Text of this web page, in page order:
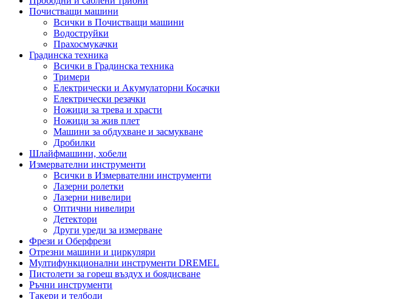
Почистващи машини
Всички в Почистващи машини
Водоструйки
Прахосмукачки
Градинска техника
Всички в Градинска техника
Тримери
Електрически и Акумулаторни Косачки
Електрически резачки
Ножици за трева и храсти
Ножици за жив плет
Машини за обдухване и засмукване
Дробилки
Шлайфмашини, хобели
Измервателни инструменти
Всички в Измервателни инструменти
Лазерни ролетки
Лазерни нивелири
Оптични нивелири
Детектори
Други уреди за измерване
Фрези и Оберфрези
Отрезни машини и циркуляри
Мултифункционални инструменти DREMEL
Пистолети за горещ въздух и боядисване
Ръчни инструменти
Такери и телбоди